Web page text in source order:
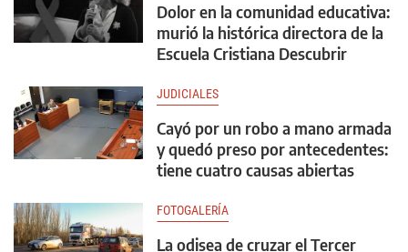
Dolor en la comunidad educativa:
murió la histórica directora de la
Escuela Cristiana Descubrir
JUDICIALES
Cayó por un robo a mano armada
y quedó preso por antecedentes:
tiene cuatro causas abiertas
FOTOGALERÍA
La odisea de cruzar el Tercer